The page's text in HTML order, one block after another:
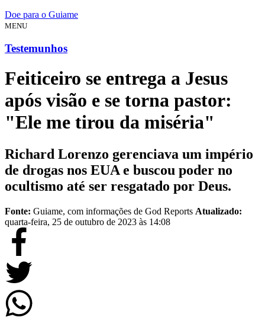
Doe para o Guiame
MENU
Testemunhos
Feiticeiro se entrega a Jesus
após visão e se torna pastor:
"Ele me tirou da miséria"
Richard Lorenzo gerenciava um império
de drogas nos EUA e buscou poder no
ocultismo até ser resgatado por Deus.
Fonte: Guiame, com informações de God Reports Atualizado:
quarta-feira, 25 de outubro de 2023 às 14:08